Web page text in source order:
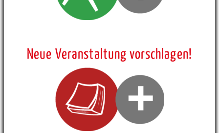
Neue Veranstaltung vorschlagen!